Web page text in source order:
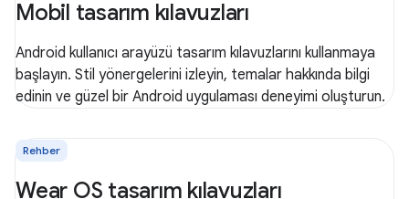
Mobil tasarım kılavuzları
Android kullanıcı arayüzü tasarım kılavuzlarını kullanmaya
başlayın. Stil yönergelerini izleyin, temalar hakkında bilgi
edinin ve güzel bir Android uygulaması deneyimi oluşturun.
Rehber
Wear OS tasarım kılavuzları